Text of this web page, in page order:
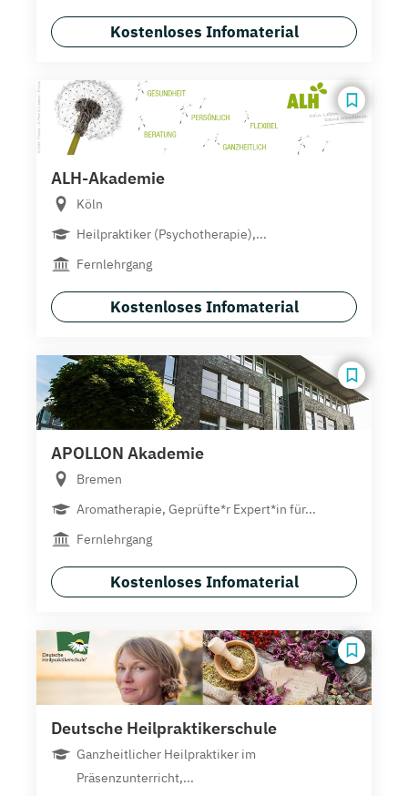
Kostenloses Infomaterial
ALH-Akademie
Köln
Heilpraktiker (Psychotherapie),...
Fernlehrgang
Kostenloses Infomaterial
APOLLON Akademie
Bremen
Aromatherapie, Geprüfte*r Expert*in für...
Fernlehrgang
Kostenloses Infomaterial
Deutsche Heilpraktikerschule
Ganzheitlicher Heilpraktiker im
Präsenzunterricht,...